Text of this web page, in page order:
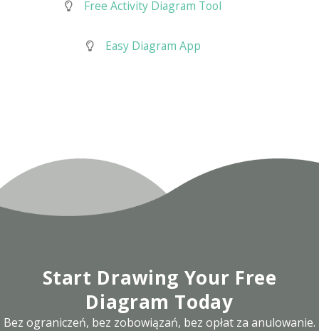
Free Activity Diagram Tool
Easy Diagram App
Start Drawing Your Free
Diagram Today
Bez ograniczeń, bez zobowiązań, bez opłat za anulowanie.